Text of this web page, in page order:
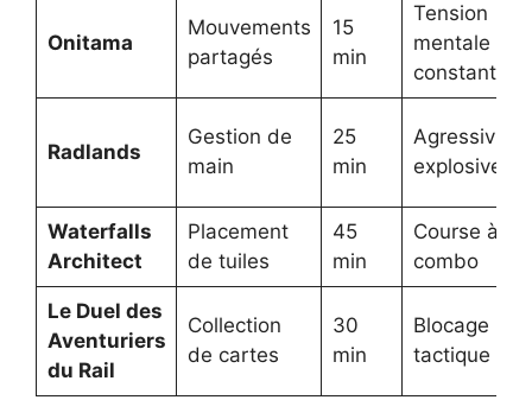
Onitama
Mouvements
partagés
15
min
Tension
mentale
constante
Radlands
Gestion de
main
25
min
Agressivité
explosive
Waterfalls
Architect
Placement
de tuiles
45
min
Course à la
combo
Le Duel des
Aventuriers
du Rail
Collection
de cartes
30
min
Blocage
tactique